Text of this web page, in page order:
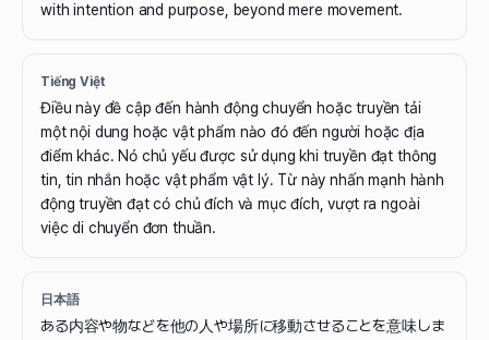
with intention and purpose, beyond mere movement.
Tiếng Việt
Điều này đề cập đến hành động chuyển hoặc truyền tải
một nội dung hoặc vật phẩm nào đó đến người hoặc địa
điểm khác. Nó chủ yếu được sử dụng khi truyền đạt thông
tin, tin nhắn hoặc vật phẩm vật lý. Từ này nhấn mạnh hành
động truyền đạt có chủ đích và mục đích, vượt ra ngoài
việc di chuyển đơn thuần.
日本語
ある内容や物などを他の人や場所に移動させることを意味しま